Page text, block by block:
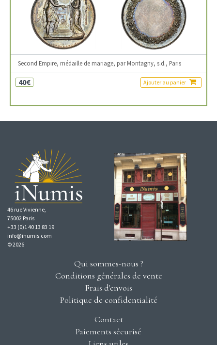
Second Empire, médaille de mariage, par Montagny, s.d., Paris
40€ Ajouter au panier
46 rue Vivienne,
75002 Paris
+33 (0)1 40 13 83 19
info@inumis.com
© 2026
Qui sommes-nous ?
Conditions générales de vente
Frais d'envois
Politique de confidentialité
Contact
Paiements sécurisé